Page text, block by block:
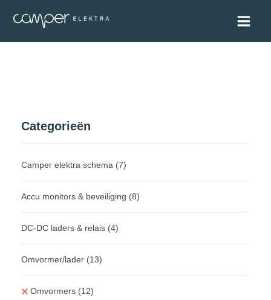
Categorieën
Camper elektra schema (7)
Accu monitors & beveiliging (8)
DC-DC laders & relais (4)
Omvormer/lader (13)
Omvormers (12)